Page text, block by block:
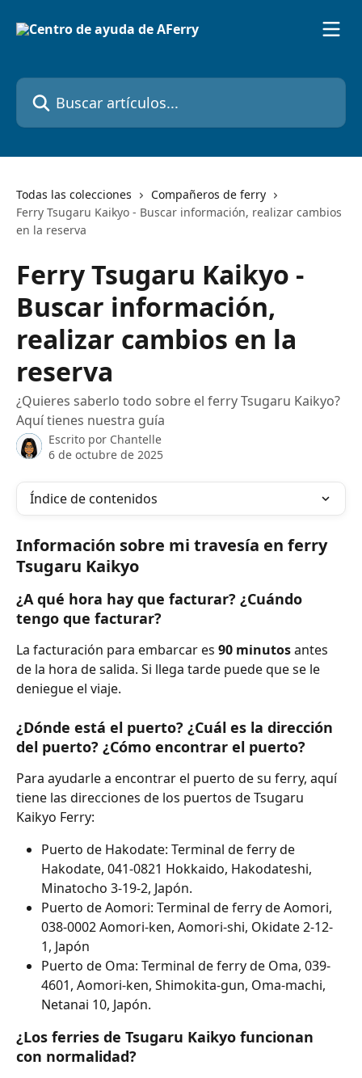
Buscar artículos...
Todas las colecciones
Compañeros de ferry
Ferry Tsugaru Kaikyo - Buscar información, realizar cambios
en la reserva
Ferry Tsugaru Kaikyo -
Buscar información,
realizar cambios en la
reserva
¿Quieres saberlo todo sobre el ferry Tsugaru Kaikyo?
Aquí tienes nuestra guía
Escrito por Chantelle
6 de octubre de 2025
Índice de contenidos
Información sobre mi travesía en ferry
Tsugaru Kaikyo
¿A qué hora hay que facturar? ¿Cuándo
tengo que facturar?
La facturación para embarcar es 90 minutos antes
de la hora de salida. Si llega tarde puede que se le
deniegue el viaje.
¿Dónde está el puerto? ¿Cuál es la dirección
del puerto? ¿Cómo encontrar el puerto?
Para ayudarle a encontrar el puerto de su ferry, aquí
tiene las direcciones de los puertos de Tsugaru
Kaikyo Ferry:
Puerto de Hakodate: Terminal de ferry de
Hakodate, 041-0821 Hokkaido, Hakodateshi,
Minatocho 3-19-2, Japón.
Puerto de Aomori: Terminal de ferry de Aomori,
038-0002 Aomori-ken, Aomori-shi, Okidate 2-12-
1, Japón
Puerto de Oma: Terminal de ferry de Oma, 039-
4601, Aomori-ken, Shimokita-gun, Oma-machi,
Netanai 10, Japón.
¿Los ferries de Tsugaru Kaikyo funcionan
con normalidad?